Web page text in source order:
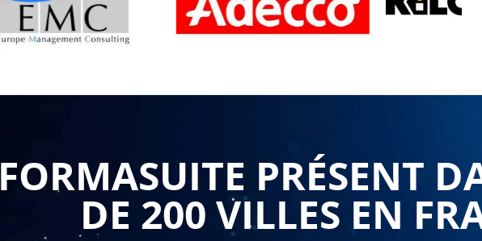
FORMASUITE PRÉSENT
DE 200 VILLES EN